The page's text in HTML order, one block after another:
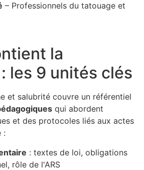
– Professionnels du tatouage et
la
les 9 unités clés
et salubrité couvre un référentiel
qui abordent
et des protocoles liés aux actes
:
: textes de loi, obligations
rôle de l'ARS